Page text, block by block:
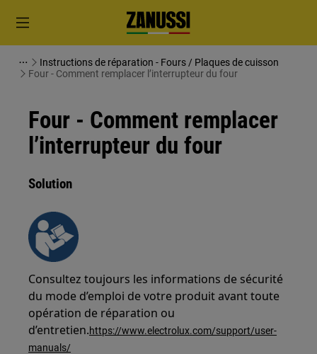
Instructions de réparation - Fours / Plaques de cuisson
Four - Comment remplacer l’interrupteur du four
Four - Comment remplacer
l’interrupteur du four
Solution
Consultez toujours les informations de sécurité
du mode d’emploi de votre produit avant toute
opération de réparation ou
d’entretien.https://www.electrolux.com/support/user-
manuals/